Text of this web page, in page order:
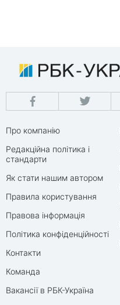
Про компанію
Редакційна політика і
стандарти
Як стати нашим автором
Правила користування
Правова інформація
Політика конфіденційності
Контакти
Команда
Вакансії в РБК-Україна